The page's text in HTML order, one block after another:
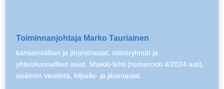
Toiminnanjohtaja Marko Tauriainen
kansainväliset ja järjestöasiat, sidosryhmät ja
yhteiskunnalliset asiat, Shakki-lehti (numeroon 4/2024 asti),
sisäinen viestintä, kilpailu- ja jäsenasiat.